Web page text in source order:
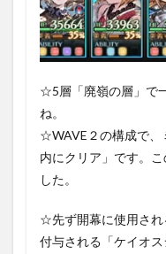
☆5層「廃嶺の層」で
ね。
☆WAVE２の構成で、
内にクリア」です。
した。
☆先ず開幕に使用され
付与される「ケイオ